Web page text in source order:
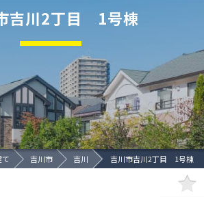
吉川市 吉川 吉川市吉川2丁目 1号棟
吉川2丁目 1号棟